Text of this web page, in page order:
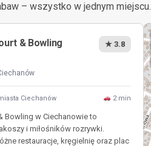
– wszystko w jednym miejscu.
& Bowling
★ 3.8
Ciechanów 2 min
Bowling w Ciechanowie to
i miłośników rozrywki.
restauracje, kręgielnię oraz plac